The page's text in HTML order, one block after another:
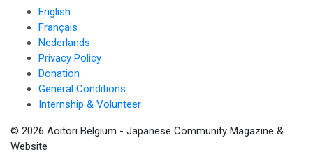
English
Français
Nederlands
Privacy Policy
Donation
General Conditions
Internship & Volunteer
© 2026 Aoitori Belgium - Japanese Community Magazine &
Website